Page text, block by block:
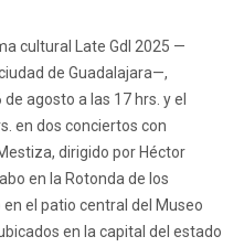
cultural Late Gdl 2025 —
de Guadalajara—,
agosto a las 17 hrs. y el
en dos conciertos con
dirigido por Héctor
en la Rotonda de los
el patio central del Museo
en la capital del estado